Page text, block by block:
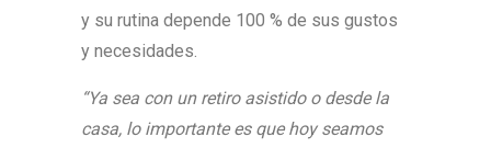
y su rutina depende 100 % de sus gustos
y necesidades.
“Ya sea con un retiro asistido o desde la
casa, lo importante es que hoy seamos